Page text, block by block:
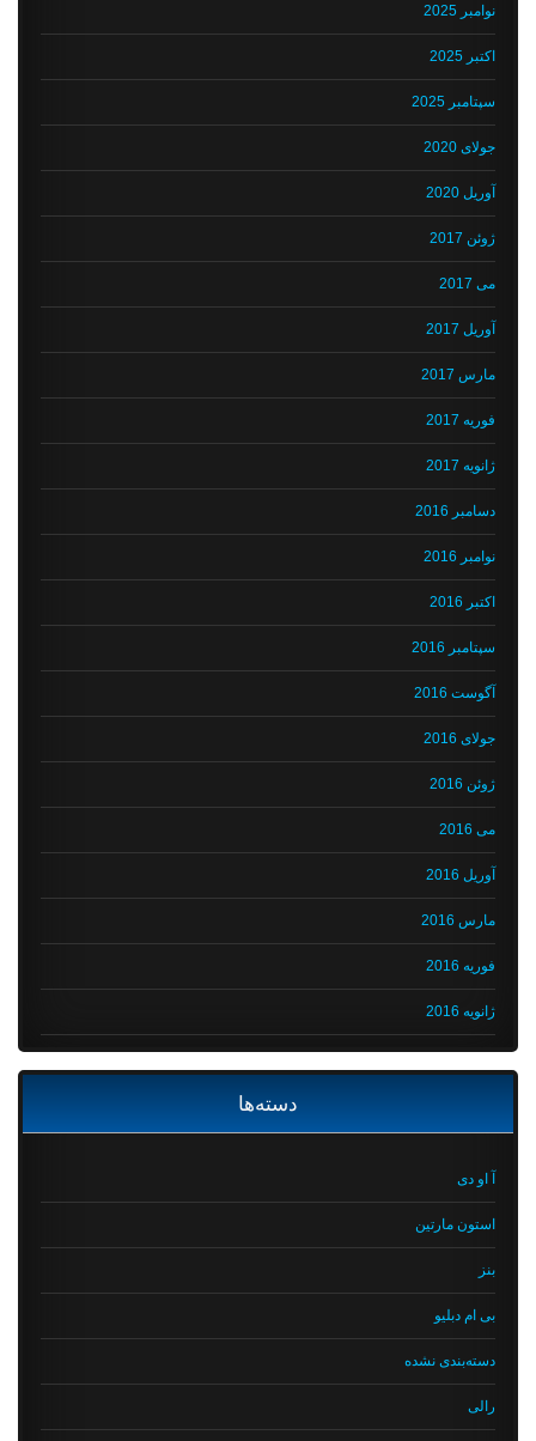
نوامبر 2025
اکتبر 2025
سپتامبر 2025
جولای 2020
آوریل 2020
ژوئن 2017
می 2017
آوریل 2017
مارس 2017
فوریه 2017
ژانویه 2017
دسامبر 2016
نوامبر 2016
اکتبر 2016
سپتامبر 2016
آگوست 2016
جولای 2016
ژوئن 2016
می 2016
آوریل 2016
مارس 2016
فوریه 2016
ژانویه 2016
دسته‌ها
آ او دی
استون مارتین
بی ام دبلیو
دسته‌بندی نشده
رالی